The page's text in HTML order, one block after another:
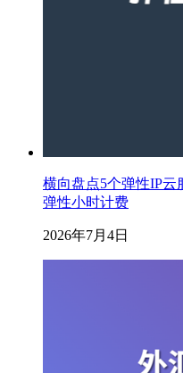
横向盘点5个弹性IP云
弹性小时计费
2026年7月4日